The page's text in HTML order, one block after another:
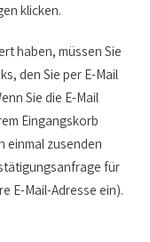
klicken.
haben, müssen Sie
den Sie per E-Mail
Sie die E-Mail
Eingangskorb
einmal zusenden
für
E-Mail-Adresse ein).